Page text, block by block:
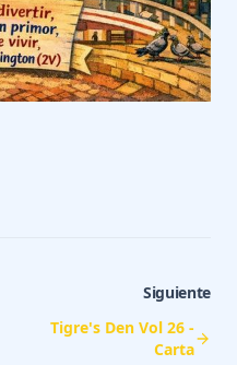
Siguiente
Tigre's Den Vol 26 -
Carta